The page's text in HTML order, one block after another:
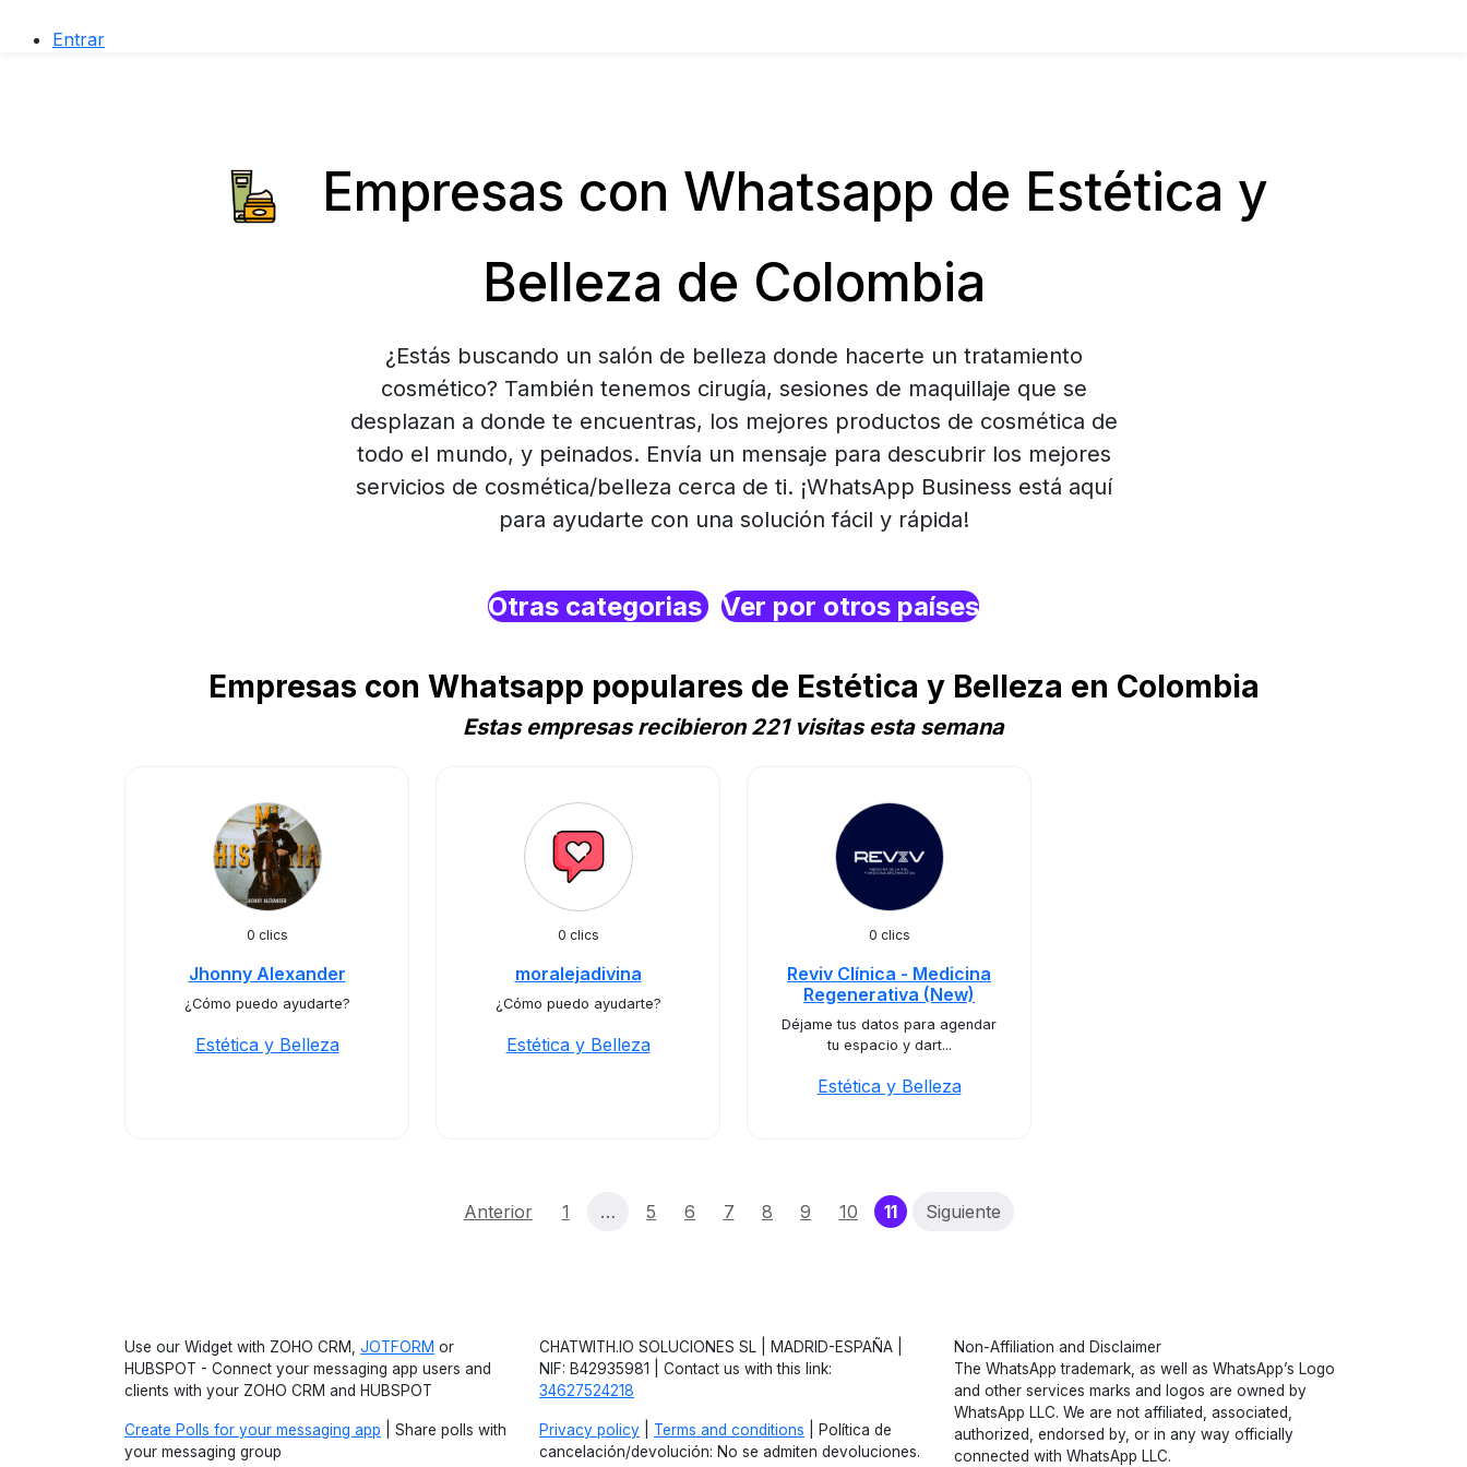
Entrar
Empresas con Whatsapp de Estética y
Belleza de Colombia
¿Estás buscando un salón de belleza donde hacerte un tratamiento
cosmético? También tenemos cirugía, sesiones de maquillaje que se
desplazan a donde te encuentras, los mejores productos de cosmética de
todo el mundo, y peinados. Envía un mensaje para descubrir los mejores
servicios de cosmética/belleza cerca de ti. ¡WhatsApp Business está aquí
para ayudarte con una solución fácil y rápida!
Otras categorias Ver por otros países
Empresas con Whatsapp populares de Estética y Belleza en Colombia
Estas empresas recibieron 221 visitas esta semana
0 clics
Jhonny Alexander
¿Cómo puedo ayudarte?
Estética y Belleza
0 clics
moralejadivina
¿Cómo puedo ayudarte?
Estética y Belleza
0 clics
Reviv Clínica - Medicina
Regenerativa (New)
Déjame tus datos para agendar
tu espacio y dart...
Estética y Belleza
Anterior 1 … 5 6 7 8 9 10 11(current)
Siguiente
Use our Widget with ZOHO CRM, JOTFORM or
HUBSPOT - Connect your messaging app users and
clients with your ZOHO CRM and HUBSPOT
Create Polls for your messaging app | Share polls with
your messaging group
CHATWITH.IO SOLUCIONES SL | MADRID-ESPAÑA |
NIF: B42935981 | Contact us with this link:
34627524218
Privacy policy Terms and conditions | Política de
cancelación/devolución: No se admiten devoluciones.
Non-Affiliation and Disclaimer
The WhatsApp trademark, as well as WhatsApp’s Logo
and other services marks and logos are owned by
WhatsApp LLC. We are not affiliated, associated,
authorized, endorsed by, or in any way officially
connected with WhatsApp LLC.